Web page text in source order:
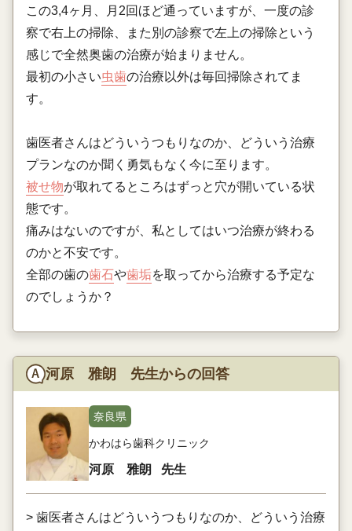
この3,4ヶ月、月2回ほど通っていますが、一度の診
察で右上の掃除、また別の診察で左上の掃除という
感じで全然奥歯の治療が始まりません。
最初の小さい虫歯の治療以外は毎回掃除されてま
す。
歯医者さんはどういうつもりなのか、どういう治療
プランなのか聞く勇気もなく今に至ります。
被せ物が取れてるところはずっと穴が開いている状
態です。
痛みはないのですが、私としてはいつ治療が終わる
のかと不安です。
全部の歯の歯石や歯垢を取ってから治療する予定な
のでしょうか？
河原 雅朗 先生からの回答
奈良県
かわはら歯科クリニック
河原 雅朗 先生
> 歯医者さんはどういうつもりなのか、どういう治療